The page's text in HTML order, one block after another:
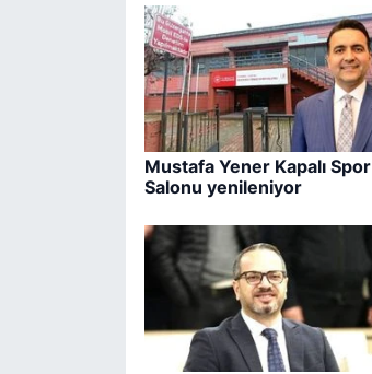
Mustafa Yener Kapalı Spor
Salonu yenileniyor